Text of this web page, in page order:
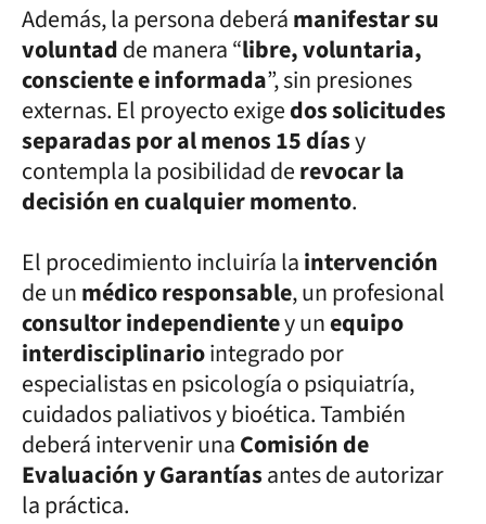
Además, la persona deberámanifestar su
voluntadde manera “libre, voluntaria,
consciente e informada”, sin presiones
externas. El proyecto exigedos solicitudes
separadas por al menos 15 díasy
contempla la posibilidad derevocar la
decisión en cualquier momento.
El procedimiento incluiría laintervención
de unmédico responsable, un profesional
consultor independientey unequipo
interdisciplinariointegrado por
especialistas en psicología o psiquiatría,
cuidados paliativos y bioética. También
deberá intervenir unaComisión de
Evaluación y Garantíasantes de autorizar
la práctica.